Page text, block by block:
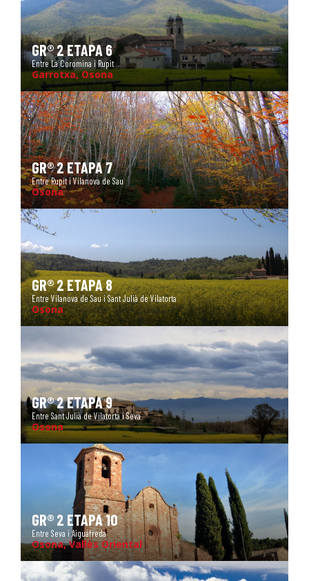
GR® 2 ETAPA 6
Entre La Coromina i Rupit
Garrotxa, Osona
GR® 2 ETAPA 7
Entre Rupit i Vilanova de Sau
Osona
GR® 2 ETAPA 8
Entre Vilanova de Sau i Sant Julià de Vilatorta
Osona
GR® 2 ETAPA 9
Entre Sant Julià de Vilatorta i Seva
Osona
GR® 2 ETAPA 10
Entre Seva i Aiguafreda
Osona, Vallès Oriental